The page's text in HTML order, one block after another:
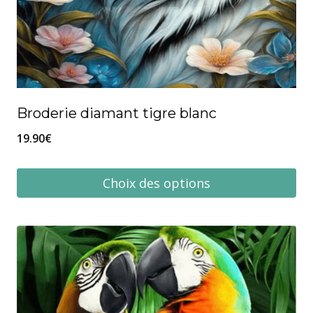
produit
Broderie diamant tigre blanc
19.90€
Choix des options
produit
plusieurs
variations.